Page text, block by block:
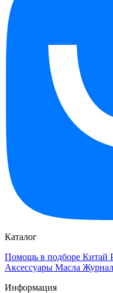
Каталог
Помощь в подборе Китай
Аксессуары Масла Журнал
Информация